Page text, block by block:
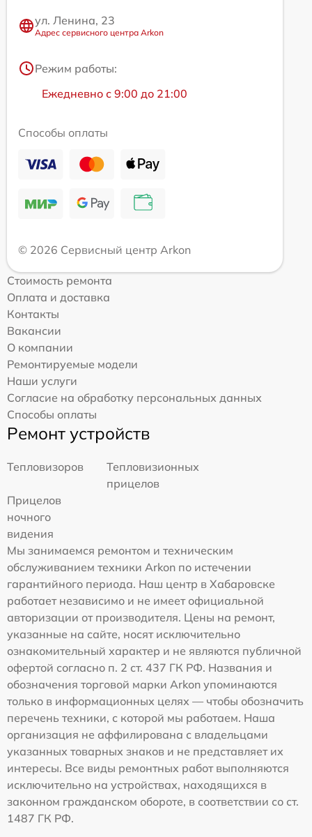
ул. Ленина, 23
Адрес сервисного центра Arkon
Режим работы:
Ежедневно с 9:00 до 21:00
Способы оплаты
© 2026 Сервисный центр Arkon
Стоимость ремонта
Оплата и доставка
Контакты
Вакансии
О компании
Ремонтируемые модели
Наши услуги
Согласие на обработку персональных данных
Способы оплаты
Ремонт устройств
Тепловизоров
Тепловизионных
прицелов
Прицелов
ночного
видения
Мы занимаемся ремонтом и техническим
обслуживанием техники Arkon по истечении
гарантийного периода. Наш центр в Хабаровске
работает независимо и не имеет официальной
авторизации от производителя. Цены на ремонт,
указанные на сайте, носят исключительно
ознакомительный характер и не являются публичной
офертой согласно п. 2 ст. 437 ГК РФ. Названия и
обозначения торговой марки Arkon упоминаются
только в информационных целях — чтобы обозначить
перечень техники, с которой мы работаем. Наша
организация не аффилирована с владельцами
указанных товарных знаков и не представляет их
интересы. Все виды ремонтных работ выполняются
исключительно на устройствах, находящихся в
законном гражданском обороте, в соответствии со ст.
1487 ГК РФ.